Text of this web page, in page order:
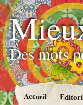
Des mots
Accueil